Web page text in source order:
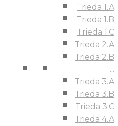
Trieda 1.A
Trieda 1.B
Trieda 1.C
Trieda 2.A
Trieda 2.B
...
Trieda 3.A
Trieda 3.B
Trieda 3.C
Trieda 4.A